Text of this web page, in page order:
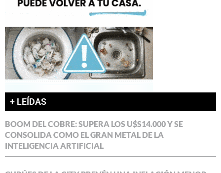
+ LEÍDAS
BOOM DEL COBRE: SUPERA LOS U$S14.000 Y SE
CONSOLIDA COMO EL GRAN METAL DE LA
INTELIGENCIA ARTIFICIAL